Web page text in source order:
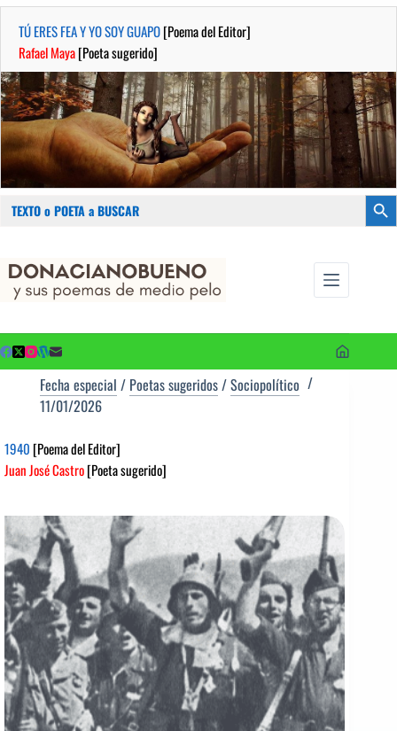
TÚ ERES FEA Y YO SOY GUAPO[Poema del Editor]
Rafael Maya[Poeta sugerido]
contenido
Fecha especial / Poetas sugeridos/Sociopolítico
11/01/2026
1940 [Poema del Editor]
Juan José Castro[Poeta sugerido]